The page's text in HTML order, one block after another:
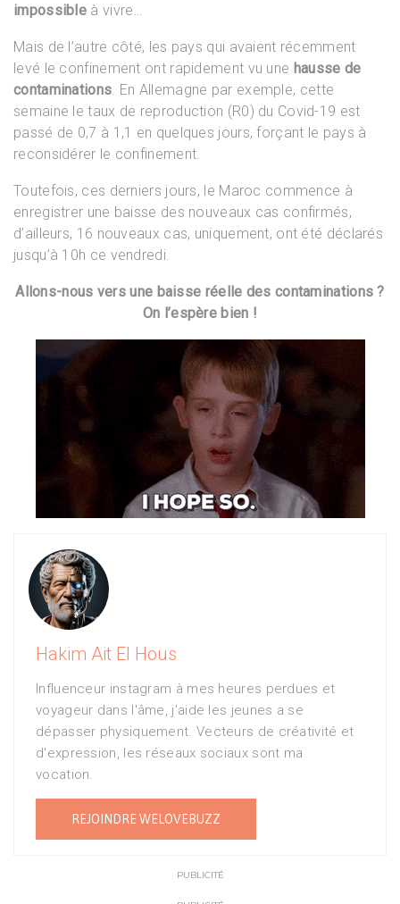
impossible à vivre…
Mais de l’autre côté, les pays qui avaient récemment
levé le confinement ont rapidement vu une hausse de
contaminations . En Allemagne par exemple, cette
semaine le taux de reproduction (R0) du Covid-19 est
passé de 0,7 à 1,1 en quelques jours, forçant le pays à
reconsidérer le confinement.
Toutefois, ces derniers jours, le Maroc commence à
enregistrer une baisse des nouveaux cas confirmés,
d’ailleurs, 16 nouveaux cas, uniquement, ont été déclarés
jusqu’à 10h ce vendredi.
Allons-nous vers une baisse réelle des contaminations ?
On l’espère bien !
Hakim Ait El Hous
Influenceur instagram à mes heures perdues et
voyageur dans l'âme, j'aide les jeunes a se
dépasser physiquement. Vecteurs de créativité et
d'expression, les réseaux sociaux sont ma
vocation.
REJOINDRE WELOVEBUZZ
PUBLICITÉ